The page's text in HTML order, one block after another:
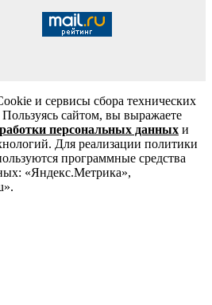
и сервисы сбора технических
сайтом, вы выражаете
персональных данных и
Для реализации политики
программные средства
«Яндекс.Метрика»,